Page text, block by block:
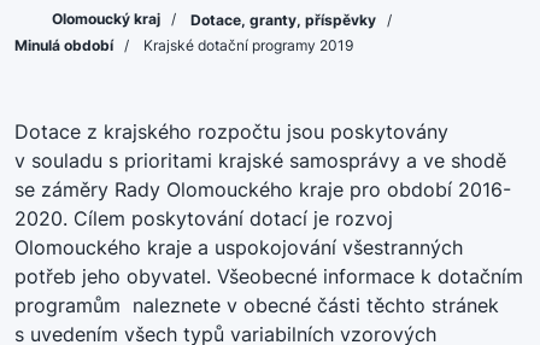
Olomoucký kraj / Dotace, granty, příspěvky /
Minulá období / Krajské dotační programy 2019
Dotace z krajského rozpočtu jsou poskytovány
v souladu s prioritami krajské samosprávy a ve shodě
se záměry Rady Olomouckého kraje pro období 2016-
2020. Cílem poskytování dotací je rozvoj
Olomouckého kraje a uspokojování všestranných
potřeb jeho obyvatel. Všeobecné informace k dotačním
programům naleznete v obecné části těchto stránek
s uvedením všech typů variabilních vzorových